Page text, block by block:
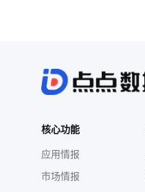
核心功能
应用情报
市场情报